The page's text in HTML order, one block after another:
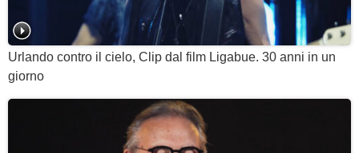
Urlando contro il cielo, Clip dal film Ligabue. 30 anni in un
giorno